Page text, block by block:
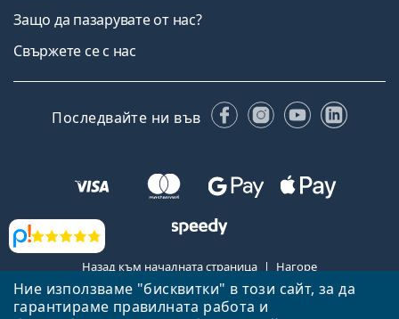
Ние използваме "бисквитки" в този сайт, за да
гарантираме правилната работа и
Прегледи
Защо да пазарувате от нас?
Свържете се с нас
Последвайте ни във FacebookInstagram
YouTube
Назад към началната страница
Нагоре
Lentiamo.bg е собственост и се управлява от Lentiamo s.r.o.,
Република Чехия
Тук сме за вас в продължение на 18 години.